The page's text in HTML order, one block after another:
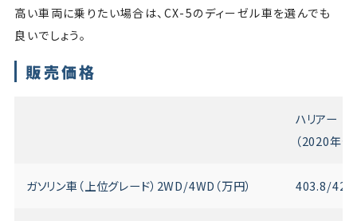
高い車両に乗りたい場合は、CX-5のディーゼル車を選んでも
良いでしょう。
販売価格
ハリアー
（2020年
ガソリン車（上位グレード）2WD/4WD（万円） 403.8/